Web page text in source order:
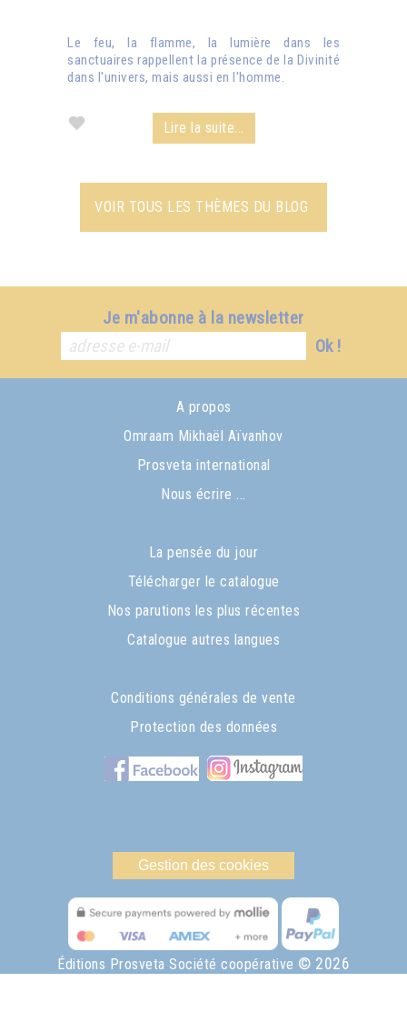
Le feu, la flamme, la lumière dans les
sanctuaires rappellent la présence de la Divinité
dans l'univers, mais aussi en l'homme.
Lire la suite...
VOIR TOUS LES THÈMES DU BLOG
Je m'abonne à la newsletter
Ok !
A propos
Omraam Mikhaël Aïvanhov
Prosveta international
Nous écrire ...
La pensée du jour
Télécharger le catalogue
Nos parutions les plus récentes
Catalogue autres langues
Conditions générales de vente
Protection des données
Gestion des cookies
Éditions Prosveta Société coopérative © 2026